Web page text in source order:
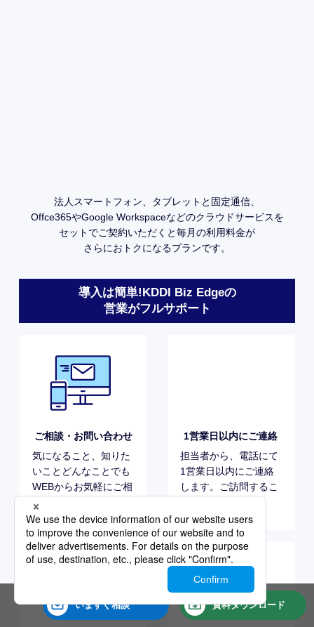
いますぐ相談 資料ダウンロード
お問い合わせ
いことどんなことでも
WEBからお気軽にご相
1営業日以内に
1営業日以内にご連絡
します。ご訪問するこ
とも可能です。
ご要望に応じた
コーディネート
伺ったお客様のご要望
をおまとめし、最適な
サービスをご提案いた
します。
ご利用スタート・
サポート開始
導入したサービスの開
サポート体制でフォロ
ーいたします。